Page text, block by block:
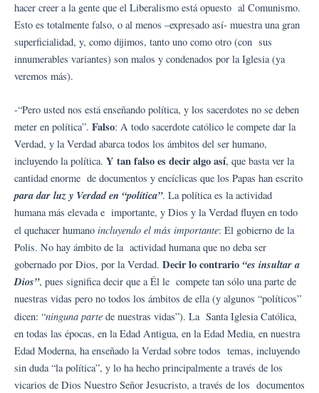
hacer creer a la gente que el Liberalismo está opuesto al Comunismo.
Esto es totalmente falso, o al menos –expresado así- muestra una gran
superficialidad, y, como dijimos, tanto uno como otro (con sus
innumerables variantes) son malos y condenados por la Iglesia (ya
veremos más).
-“Pero usted nos está enseñando política, y los sacerdotes no se deben
meter en política”. Falso: A todo sacerdote católico le compete dar la
Verdad, y la Verdad abarca todos los ámbitos del ser humano,
incluyendo la política. Y tan falso es decir algo así, que basta ver la
cantidad enorme de documentos y encíclicas que los Papas han escrito
para dar luz y Verdad en “política”. La política es la actividad
humana más elevada e importante, y Dios y la Verdad fluyen en todo
el quehacer humano incluyendo el más importante: El gobierno de la
Polis. No hay ámbito de la actividad humana que no deba ser
gobernado por Dios, por la Verdad. Decir lo contrario“es insultar a
Dios”, pues significa decir que a Él le compete tan sólo una parte de
nuestras vidas pero no todos los ámbitos de ella (y algunos “políticos”
dicen: “ninguna parte de nuestras vidas”). La Santa Iglesia Católica,
en todas las épocas, en la Edad Antigua, en la Edad Media, en nuestra
Edad Moderna, ha enseñado la Verdad sobre todos temas, incluyendo
sin duda “la política”, y lo ha hecho principalmente a través de los
vicarios de Dios Nuestro Señor Jesucristo, a través de los documentos